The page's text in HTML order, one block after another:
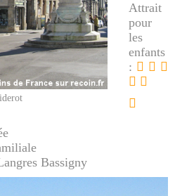
Attrait
pour
les
enfants
:
Bassigny